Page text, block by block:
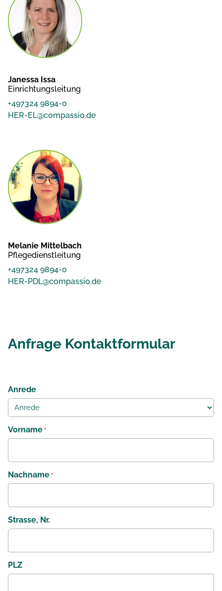
Janessa Issa
Einrichtungsleitung
+497324 9894-0
HER-EL@compassio.de
Melanie Mittelbach
Pflegedienstleitung
+497324 9894-0
HER-PDL@compassio.de
Anfrage Kontaktformular
Anrede
Vorname *
Nachname *
Strasse, Nr.
PLZ